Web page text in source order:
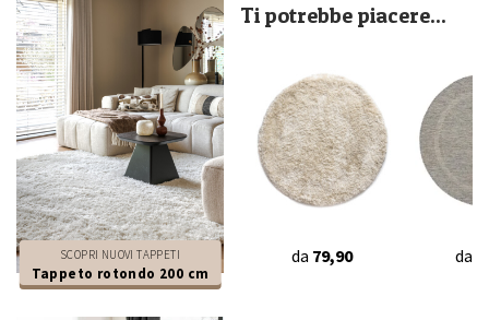
SCOPRI NUOVI TAPPETI
Tappeto rotondo 200 cm
Ti potrebbe piacere...
da 79,90 da